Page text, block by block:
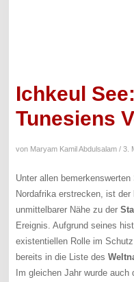
Ichkeul
Tunesiens
von Maryam Kamil Abdulsalam /3.
Unter allen
Nordafrika erstrecken, ist der
unmittelbarer Nähe zu der
Ereignis. Aufgrund seines
existentiellen Rolle im
bereits in die Liste des
Im gleichen Jahr wurde